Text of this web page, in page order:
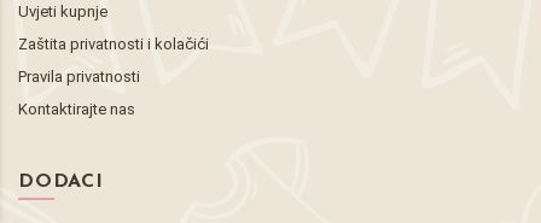
Uvjeti kupnje
Zaštita privatnosti i kolačići
Pravila privatnosti
Kontaktirajte nas
DODACI